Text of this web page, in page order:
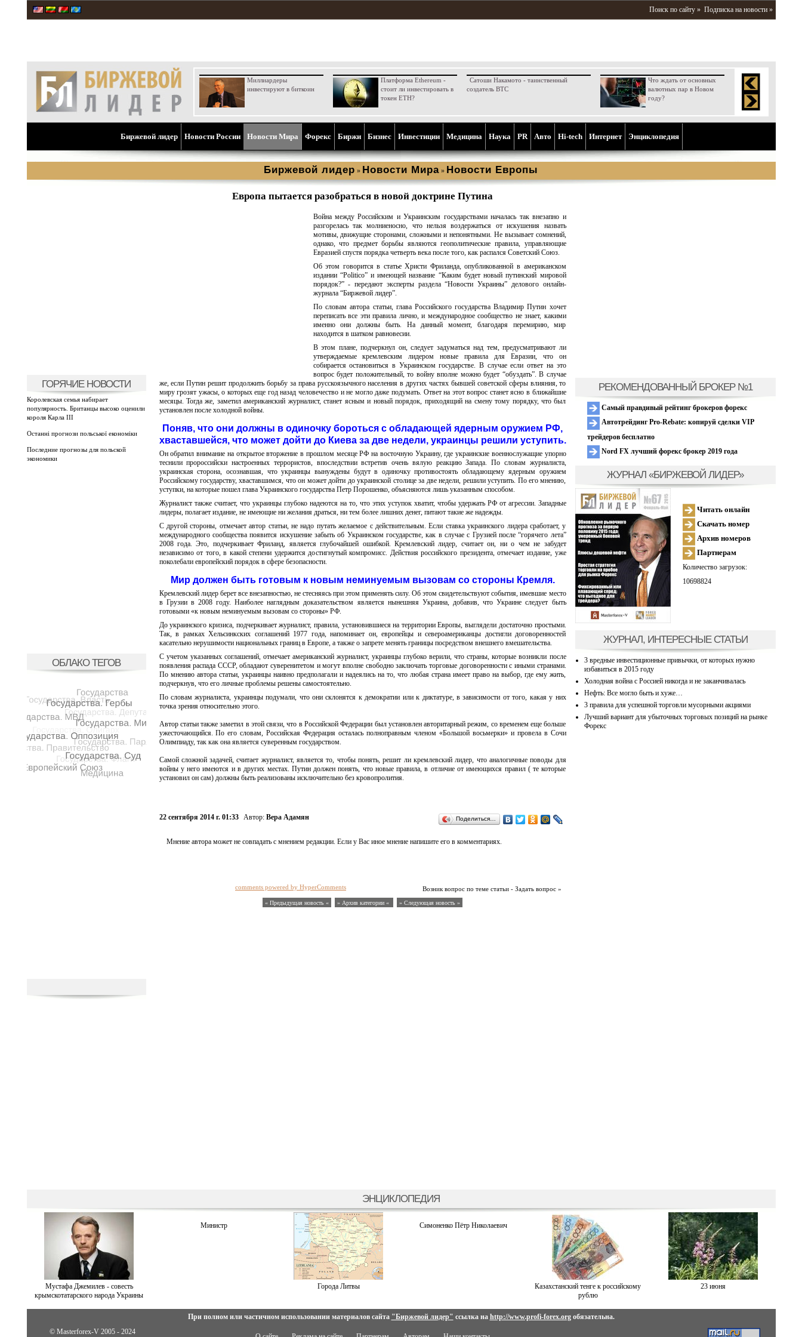
Поиск по сайту » Подписка на новости »
Миллиардеры
инвестируют в биткоин
Платформа Ethereum -
стоит ли инвестировать в
токен ETH?
Сатоши Накамото - таинственный
создатель BTC
Что ждать от основных
валютных пар в Новом
году?
Биржевой лидер Новости России Новости Мира Форекс Биржи Бизнес Инвестиции Медицина Наука PR Aвто Hi-tech Интернет Энциклопедия
Биржевой лидер » Новости Мира » Новости Европы
ГОРЯЧИЕ НОВОСТИ
Королевская семья набирает
популярность. Британцы высоко оценили
короля Карла III
Останні прогнози польської економіки
Последние прогнозы для польской
экономики
ОБЛАКО ТЕГОВ
Европа пытается разобраться в новой доктрине Путина
Война между Российским и Украинским государствами началась так внезапно и
разгорелась так молниеносно, что нельзя воздержаться от искушения назвать
мотивы, движущие сторонами, сложными и непонятными. Не вызывает сомнений,
однако, что предмет борьбы являются геополитические правила, управляющие
Евразией спустя порядка четверть века после того, как распался Советский Союз.
Об этом говорится в статье Христи Фриланда, опубликованной в американском
издании “Politico” и имеющей название “Каким будет новый путинский мировой
порядок?” - передают эксперты раздела “Новости Украины” делового онлайн-
журнала “Биржевой лидер”.
По словам автора статьи, глава Российского государства Владимир Путин хочет
переписать все эти правила лично, и международное сообщество не знает, какими
именно они должны быть. На данный момент, благодаря перемирию, мир
находится в шатком равновесии.
В этом плане, подчеркнул он, следует задуматься над тем, предусматривают ли
утверждаемые кремлевским лидером новые правила для Евразии, что он
собирается остановиться в Украинском государстве. В случае если ответ на это
вопрос будет положительный, то войну вполне можно будет “обуздать”. В случае
же, если Путин решит продолжить борьбу за права русскоязычного населения в других частях бывшей советской сферы влияния, то
миру грозят ужасы, о которых еще год назад человечество и не могло даже подумать. Ответ на этот вопрос станет ясно в ближайшие
месяцы. Тогда же, заметил американский журналист, станет ясным и новый порядок, приходящий на смену тому порядку, что был
установлен после холодной войны.
Поняв, что они должны в одиночку бороться с обладающей ядерным оружием РФ,
хваставшейся, что может дойти до Киева за две недели, украинцы решили уступить.
Он обратил внимание на открытое вторжение в прошлом месяце РФ на восточную Украину, где украинские военнослужащие упорно
теснили пророссийски настроенных террористов, впоследствии встретив очень вялую реакцию Запада. По словам журналиста,
украинская сторона, осознавшая, что украинцы вынуждены будут в одиночку противостоять обладающему ядерным оружием
Российскому государству, хваставшимся, что он может дойти до украинской столице за две недели, решили уступить. По его мнению,
уступки, на которые пошел глава Украинского государства Петр Порошенко, объясняются лишь указанным способом.
Журналист также считает, что украинцы глубоко надеются на то, что этих уступок хватит, чтобы удержать РФ от агрессии. Западные
лидеры, полагает издание, не имеющие ни желания драться, ни тем более лишних денег, питают такие же надежды.
С другой стороны, отмечает автор статьи, не надо путать желаемое с действительным. Если ставка украинского лидера сработает, у
международного сообщества появится искушение забыть об Украинском государстве, как в случае с Грузией после “горячего лета”
2008 года. Это, подчеркивает Фриланд, является глубочайшей ошибкой. Кремлевский лидер, считает он, ни о чем не забудет
независимо от того, в какой степени удержится достигнутый компромисс. Действия российского президента, отмечает издание, уже
поколебали европейский порядок в сфере безопасности.
Мир должен быть готовым к новым неминуемым вызовам со стороны Кремля.
Кремлевский лидер берет все внезапностью, не стесняясь при этом применять силу. Об этом свидетельствуют события, имевшие место
в Грузии в 2008 году. Наиболее наглядным доказательством является нынешняя Украина, добавив, что Украине следует быть
готовыми «к новым неминуемым вызовам со стороны» РФ.
До украинского кризиса, подчеркивает журналист, правила, установившиеся на территории Европы, выглядели достаточно простыми.
Так, в рамках Хельсинкских соглашений 1977 года, напоминает он, европейцы и североамериканцы достигли договоренностей
касательно нерушимости национальных границ в Европе, а также о запрете менять границы посредством внешнего вмешательства.
С учетом указанных соглашений, отмечает американский журналист, украинцы глубоко верили, что страны, которые возникли после
появления распада СССР, обладают суверенитетом и могут вполне свободно заключать торговые договоренности с иными странами.
По мнению автора статьи, украинцы наивно предполагали и надеялись на то, что любая страна имеет право на выбор, где ему жить,
подчеркнув, что его личные проблемы решены самостоятельно.
По словам журналиста, украинцы подумали, что они склонятся к демократии или к диктатуре, в зависимости от того, какая у них
точка зрения относительно этого.
Автор статьи также заметил в этой связи, что в Российской Федерации был установлен авторитарный режим, со временем еще больше
ужесточающийся. По его словам, Российская Федерация осталась полноправным членом «Большой восьмерки» и провела в Сочи
Олимпиаду, так как она является суверенным государством.
Самой сложной задачей, считает журналист, является то, чтобы понять, решит ли кремлевский лидер, что аналогичные поводы для
войны у него имеются и в других местах. Путин должен понять, что новые правила, в отличие от имеющихся правил ( те которые
установил он сам) должны быть реализованы исключительно без кровопролития.
22 сентября 2014 г. 01:33 Автор: Вера Адамян Поделиться…
Мнение автора может не совпадать с мнением редакции. Если у Вас иное мнение напишите его в комментариях.
Возник вопрос по теме статьи - Задать вопрос »
comments powered by HyperComments
« Предыдущая новость « » Архив категории « » Следующая новость »
РЕКОМЕНДОВАННЫЙ БРОКЕР №1
Самый правдивый рейтинг брокеров форекс
Автотрейдинг Pro-Rebate: копируй сделки VIP
трейдеров бесплатно
Nord FX лучший форекс брокер 2019 года
ЖУРНАЛ «БИРЖЕВОЙ ЛИДЕР»
Читать онлайн
Скачать номер
Архив номеров
Партнерам
Количество загрузок:
10698824
ЖУРНАЛ, ИНТЕРЕСНЫЕ СТАТЬИ
3 вредные инвестиционные привычки, от которых нужно
избавиться в 2015 году
Холодная война с Россией никогда и не заканчивалась
Нефть: Все могло быть и хуже…
3 правила для успешной торговли мусорными акциями
Лучший вариант для убыточных торговых позиций на рынке
Форекс
ЭНЦИКЛОПЕДИЯ
Мустафа Джемилев - совесть
крымскотатарского народа Украины
Министр
Города Литвы
Симоненко Пётр Николаевич
Казахстанский тенге к российскому
рублю
23 июня
При полном или частичном использовании материалов сайта "Биржевой лидер" ссылка на http://www.profi-forex.orgобязательна.
© Masterforex-V 2005 - 2024